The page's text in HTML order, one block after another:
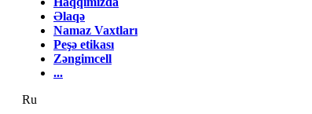
Əlaqə
Namaz Vaxtları
Peşə etikası
Zəngimcell
...
Ru